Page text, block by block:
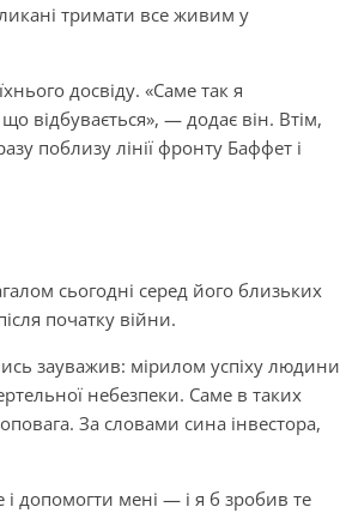
тримати все живим у
досвіду. «Саме так я
відбувається», — додає він. Втім,
поблизу лінії фронту Баффет і
сьогодні серед його близьких
початку війни.
зауважив: мірилом успіху людини
небезпеки. Саме в таких
За словами сина інвестора,
допомогти мені — і я б зробив те